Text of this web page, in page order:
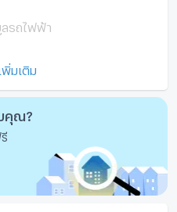
รถไฟฟ้า
พิ่มเติม
คุณ?